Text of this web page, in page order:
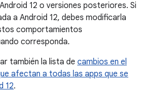
12 o versiones posteriores. Si
a Android 12, debes modificarla
comportamientos
corresponda.
también la lista de cambios en el
afectan a todas las apps que se
12.